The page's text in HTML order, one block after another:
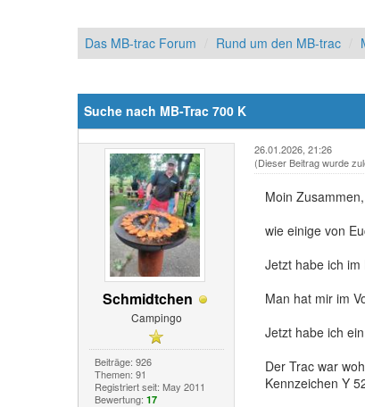
Das MB-trac Forum Rund um den MB-trac
Suche nach MB-Trac 700 K
Schmidtchen
Campingo
Beiträge: 926
Themen: 91
Registriert seit: May 2011
Bewertung: 17
26.01.2026, 21:26
(Dieser Beitrag wurde
Moin Zusammen,
wie einige von
Jetzt habe ich
Man hat mir im
Jetzt habe ich
Der Trac war
Kennzeichen Y